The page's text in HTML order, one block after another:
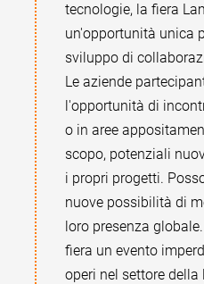
tecnologie, la fiera
un'opportunità unica
sviluppo di
Le aziende
l'opportunità di
o in aree
scopo, potenziali
i propri progetti.
nuove possibilità di
loro presenza
fiera un evento
operi nel settore della